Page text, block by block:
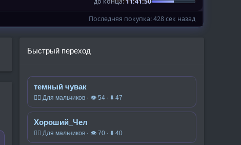
Быстрый переход
темный чувак
🧍‍♂️ Для мальчиков · 👁 54 · ⬇ 47
Хороший_Чел
🧍‍♂️ Для мальчиков · 👁 70 · ⬇ 40